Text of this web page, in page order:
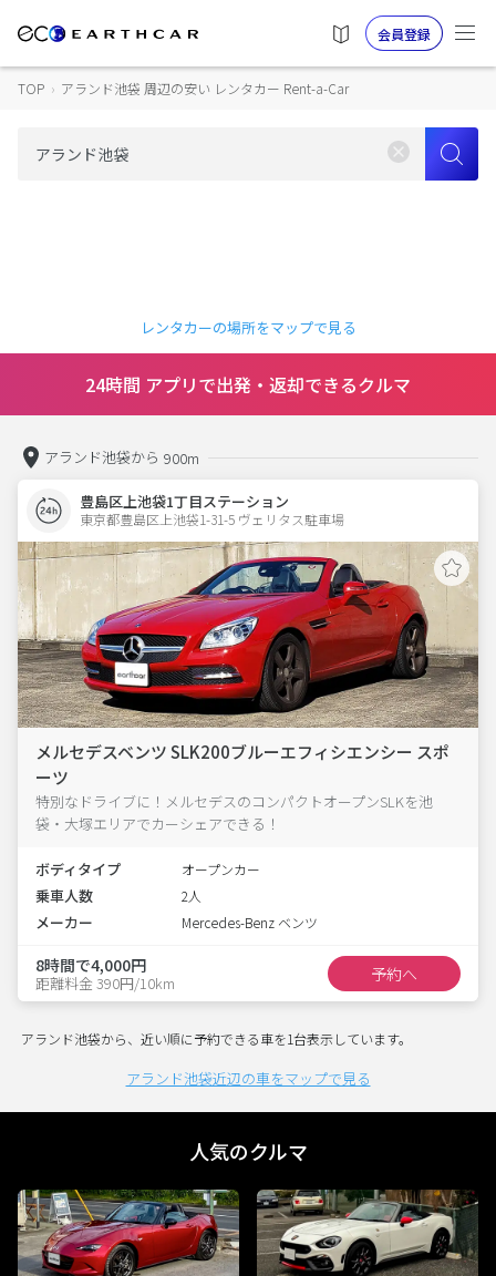
会員登録
TOP › アランド池袋 周辺の安い レンタカー Rent-a-Car
レンタカーの場所をマップで見る
24時間 アプリで出発・返却できるクルマ
アランド池袋から 900m
豊島区上池袋1丁目ステーション
東京都豊島区上池袋1-31-5 ヴェリタス駐車場
メルセデスベンツ SLK200ブルーエフィシエンシー スポ
ーツ
特別なドライブに！メルセデスのコンパクトオープンSLKを池
袋・大塚エリアでカーシェアできる！
ボディタイプ オープンカー
乗車人数 2人
メーカー Mercedes-Benz ベンツ
8時間で4,000円
距離料金 390円/10km 予約へ
アランド池袋から、近い順に予約できる車を1台表示しています。
アランド池袋近辺の車をマップで見る
人気のクルマ